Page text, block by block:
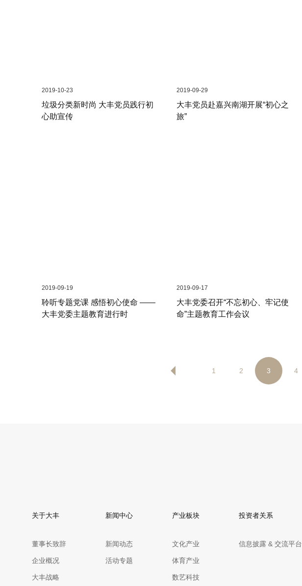
2019-10-23
垃圾分类新时尚 大丰党员践行初
心助宣传
2019-09-29
大丰党员赴嘉兴南湖开展“初心之
旅”
2019-09-19
聆听专题党课 感悟初心使命 ——
大丰党委主题教育进行时
2019-09-17
大丰党委召开“不忘初心、牢记使
命”主题教育工作会议
1 2 3 4
关于大丰
董事长致辞
企业概况
大丰战略
新闻中心
新闻动态
活动专题
产业板块
文化产业
体育产业
数艺科技
投资者关系
信息披露 & 交流平台